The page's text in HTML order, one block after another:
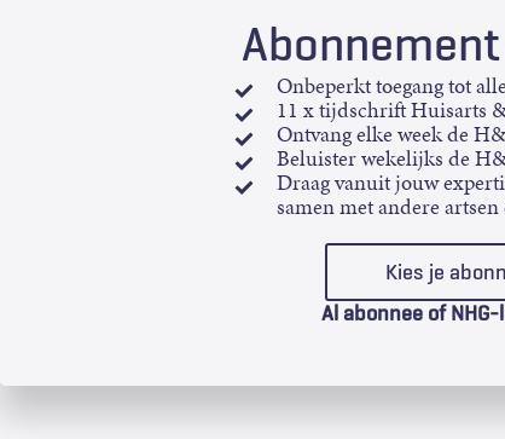
Onbeperkt toegang tot
11 x tijdschrift Huisarts
Ontvang elke week de
Beluister wekelijks de
Draag vanuit jouw
samen met andere
Kies je
Al abonnee of